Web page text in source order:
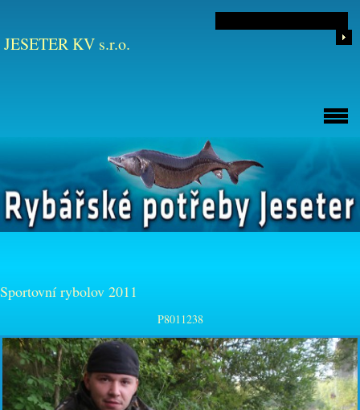
JESETER KV s.r.o.
Sportovní rybolov 2011
P8011238